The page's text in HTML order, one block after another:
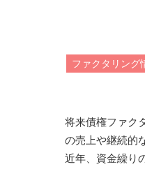
ファクタリング
将来債権ファク
の売上や継続的
近年、資金繰り